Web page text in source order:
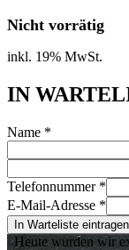
Nicht vorrätig
inkl. 19% MwSt.
IN
Name *
Telefonnummer *
E-Mail-Adresse *
In Warteliste eintragen
Heute wurden wir